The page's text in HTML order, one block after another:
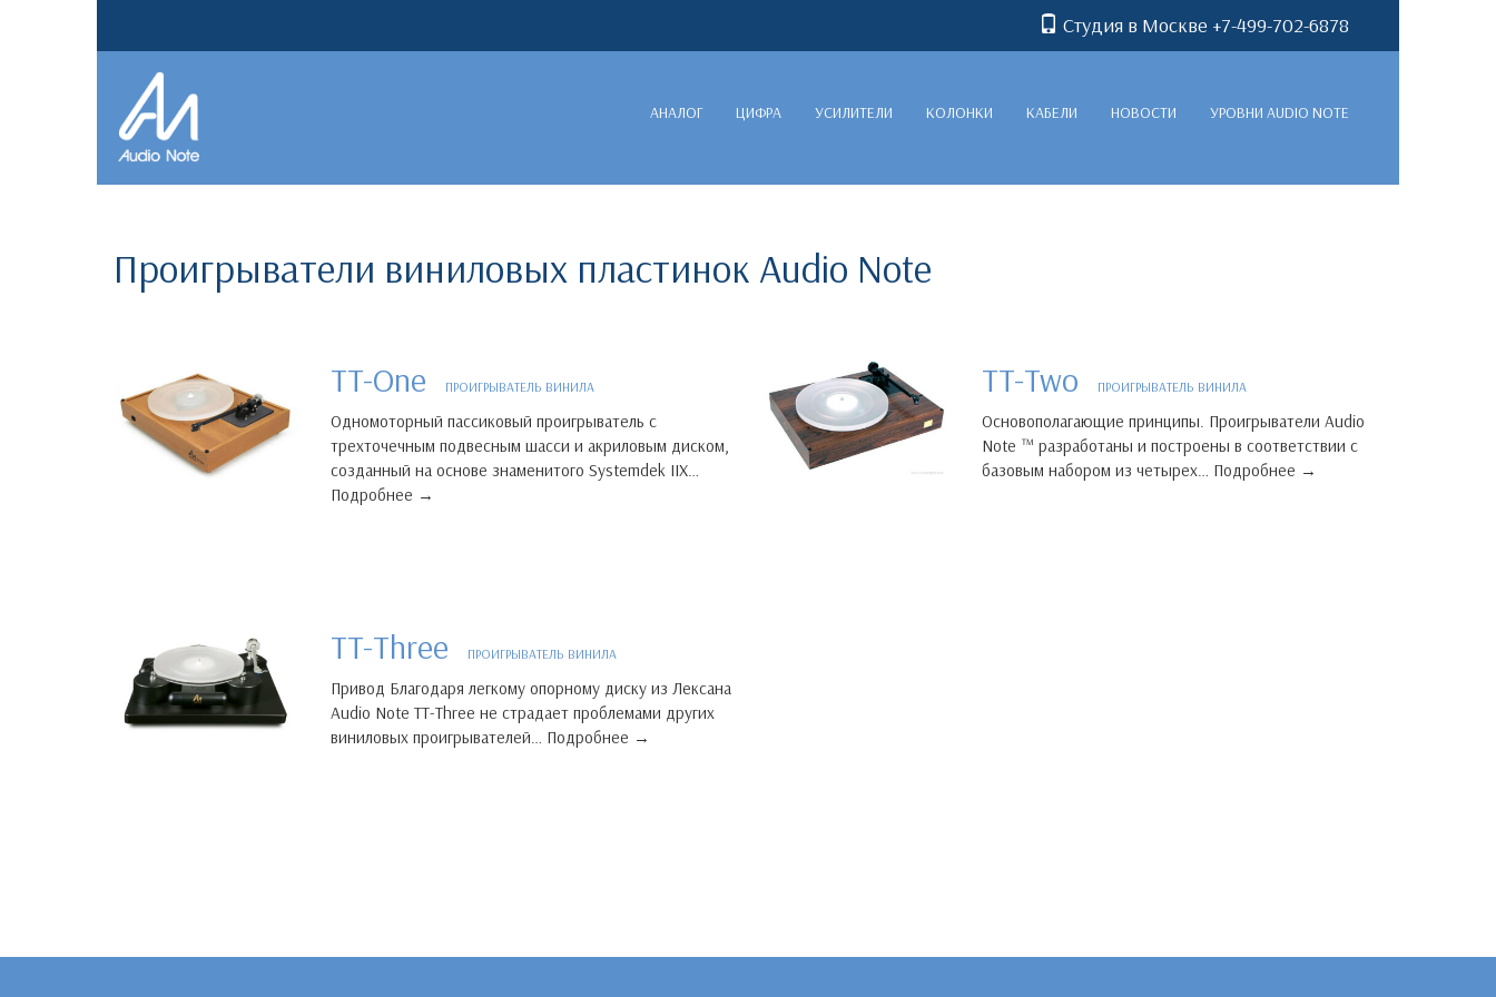
Студия в Москве +7-499-702-6878
АНАЛОГ ЦИФРА УСИЛИТЕЛИ КОЛОНКИ КАБЕЛИ НОВОСТИ УРОВНИ AUDIO NOTE
Проигрыватели виниловых пластинок Audio Note
TT-One ПРОИГРЫВАТЕЛЬ ВИНИЛА
Одномоторный пассиковый проигрыватель с
трехточечным подвесным шасси и акриловым диском,
созданный на основе знаменитого Systemdek IIX…
Подробнее →
TT-Two ПРОИГРЫВАТЕЛЬ ВИНИЛА
Основополагающие принципы. Проигрыватели Audio
Note ™ разработаны и построены в соответствии с
базовым набором из четырех… Подробнее →
TT-Three ПРОИГРЫВАТЕЛЬ ВИНИЛА
Привод Благодаря легкому опорному диску из Лексана
Audio Note TT-Three не страдает проблемами других
виниловых проигрывателей… Подробнее →